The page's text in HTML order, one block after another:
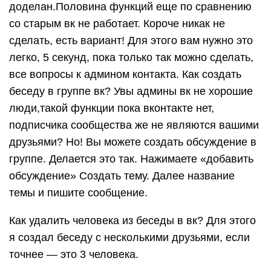
доделан.Половина функций еще по сравнению
со старым вк не работает. Короче никак не
сделать, есть вариант! Для этого вам нужно это
легко, 5 секунд, пока только так можно сделать,
все вопросы к админом контакта. Как создать
беседу в группе вк? Увы админы вк не хорошие
люди,такой функции пока вконтакте нет,
подписчика сообщества же не являются вашими
друзьями? Но! Вы можете создать обсуждение в
группе. Делается это так. Нажимаете «добавить
обсуждение» Создать тему. Далее название
темы и пишите сообщение.
Как удалить человека из беседы в вк? Для этого
я создал беседу с несколькими друзьями, если
точнее — это 3 человека.